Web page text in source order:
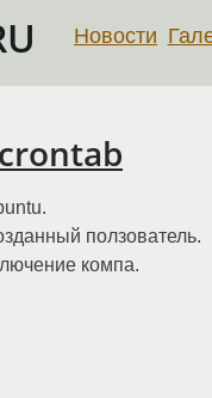
Новости
ползователь.
компа.